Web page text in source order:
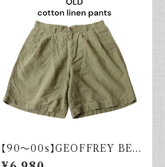
【90～00s】GEOFFREY BEE
NE コットンリネンショーツ ツー